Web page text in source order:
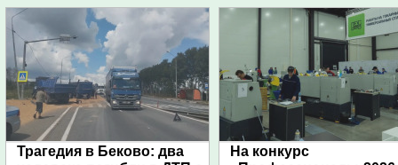
Трагедия в Беково: два
На конкурс